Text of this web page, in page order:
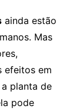
ainda estão
Mas
efeitos em
planta de
pode